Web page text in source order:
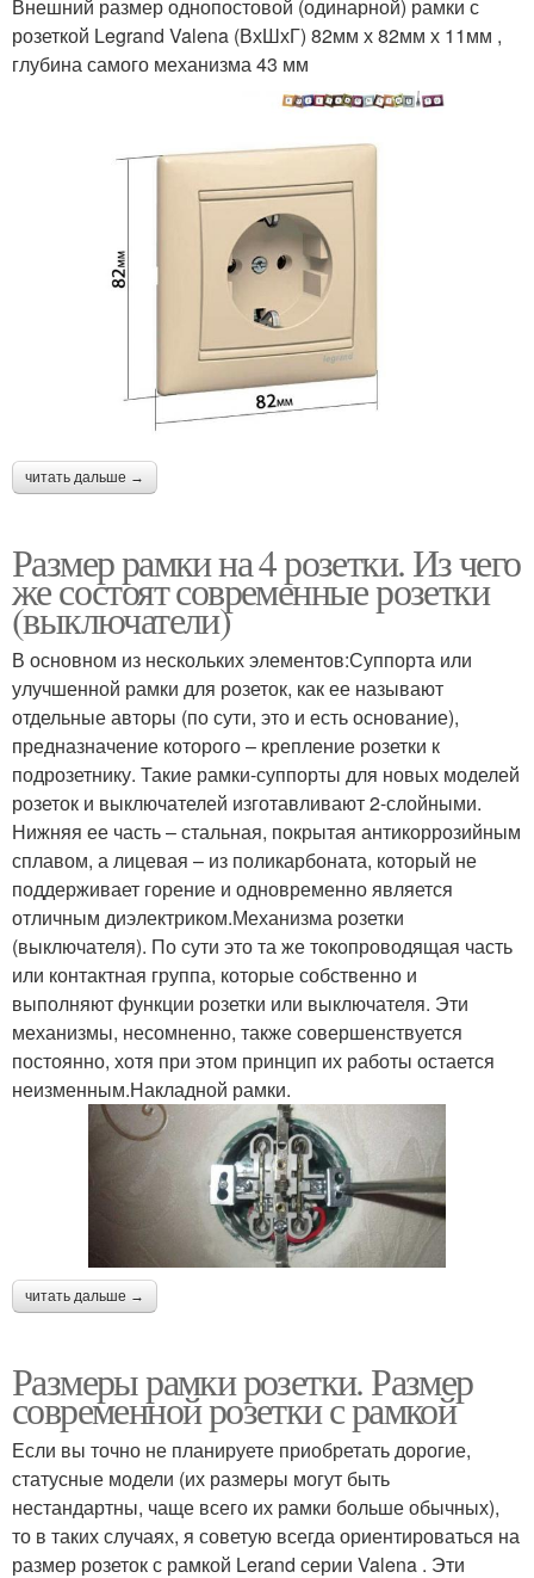
Внешний размер однопостовой (одинарной) рамки с
розеткой Legrand Valena (ВхШхГ) 82мм х 82мм х 11мм ,
глубина самого механизма 43 мм
читать дальше →
Размер рамки на 4 розетки. Из чего
же состоят современные розетки
(выключатели)
В основном из нескольких элементов:Суппорта или
улучшенной рамки для розеток, как ее называют
отдельные авторы (по сути, это и есть основание),
предназначение которого – крепление розетки к
подрозетнику. Такие рамки-суппорты для новых моделей
розеток и выключателей изготавливают 2-слойными.
Нижняя ее часть – стальная, покрытая антикоррозийным
сплавом, а лицевая – из поликарбоната, который не
поддерживает горение и одновременно является
отличным диэлектриком.Механизма розетки
(выключателя). По сути это та же токопроводящая часть
или контактная группа, которые собственно и
выполняют функции розетки или выключателя. Эти
механизмы, несомненно, также совершенствуется
постоянно, хотя при этом принцип их работы остается
неизменным.Накладной рамки.
читать дальше →
Размеры рамки розетки. Размер
современной розетки с рамкой
Если вы точно не планируете приобретать дорогие,
статусные модели (их размеры могут быть
нестандартны, чаще всего их рамки больше обычных),
то в таких случаях, я советую всегда ориентироваться на
размер розеток с рамкой Lerand серии Valena . Эти